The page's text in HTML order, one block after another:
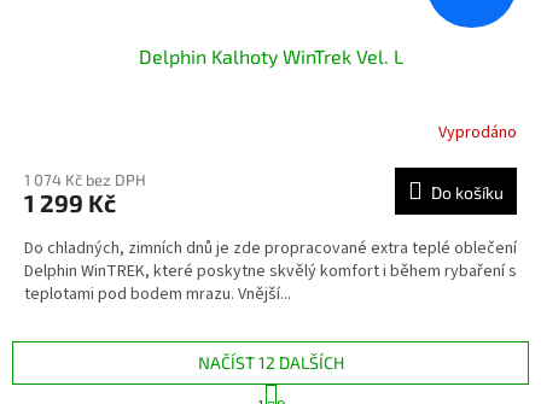
Delphin Kalhoty WinTrek Vel. L
Vyprodáno
1 074 Kč bez DPH
1 299 Kč Do košíku
Do chladných, zimních dnů je zde propracované extra teplé oblečení
Delphin WinTREK, které poskytne skvělý komfort i během rybaření s
teplotami pod bodem mrazu. Vnější...
NAČÍST 12 DALŠÍCH
S